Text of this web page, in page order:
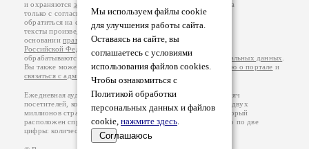
Мы используем файлы cookie
для улучшения работы сайта.
Оставаясь на сайте, вы
соглашаетесь с условиями
использования файлов cookies.
Чтобы ознакомиться с
Политикой обработки
персональных данных и файлов
cookie, нажмите здесь.
Соглашаюсь
и охраняются законом
. Перепечатка произведений возможна
только с согласия его автора, к которому вы можете
обратиться на его авторской странице. Ответственность за
тексты произведений авторы несут самостоятельно на
основанииправил публикацииизаконодательства
Российской Федерации
обрабатываются на основанииПолитики обработки персональных данных
Вы также можете посмотреть более подробнуюинформацию о портале и
связаться с администрацией
Ежедневная аудитория портала Стихи.ру – порядка 200 тысяч
посетителей, которые в общей сумме просматривают более двух
миллионов страниц по данным счетчика посещаемости, который
расположен справа от этого текста. В каждой графе указано по две
цифры: количество просмотров и количество посетителей.